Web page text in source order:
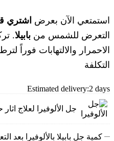
استمتعي الآن بعرض اشتري
التعرض للشمس من بابيلا.
الاحمرار والالتهابات
التكلفة
Estimated delivery:2 days
جل الألوفيرا لعلاج